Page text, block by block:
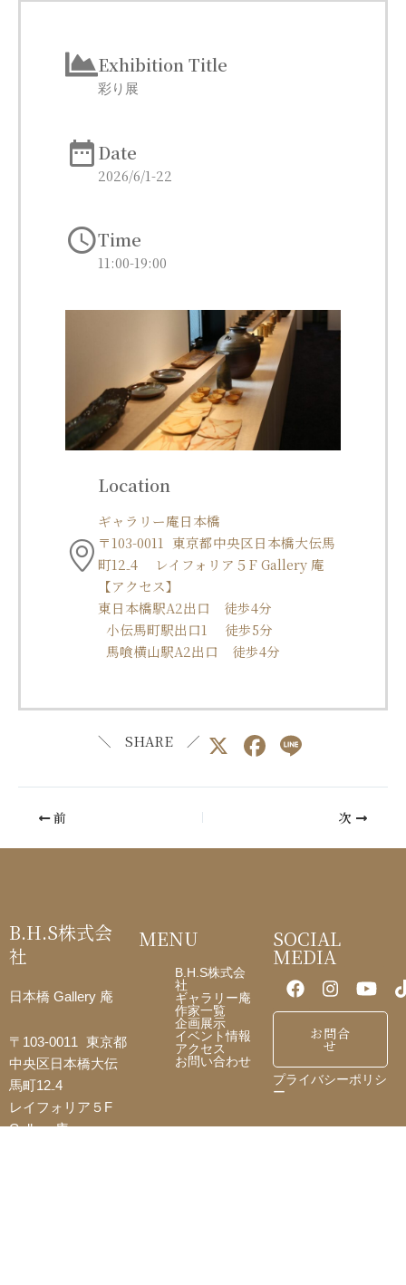
Exhibition Title
彩り展
Date
2026/6/1-22
Time
11:00-19:00
Location
ギャラリー庵日本橋
〒103-0011 東京都中央区日本橋大伝馬
町12₋4 レイフォリア５F Gallery 庵
【アクセス】
東日本橋駅A2出口 徒歩4分
小伝馬町駅出口1 徒歩5分
馬喰横山駅A2出口 徒歩4分
＼ SHARE ／ X F
b
k
前 次
B.H.S株式会
社
日本橋 Gallery 庵
〒103-0011 東京都
中央区日本橋大伝
馬町12₋4
レイフォリア５F
Gallery 庵
MENU
B.H.S株式会
社
ギャラリー庵
作家一覧
企画展示
イベント情報
アクセス
お問い合わせ
SOCIAL
MEDIA
お問合
せ
プライバシーポリシ
ー